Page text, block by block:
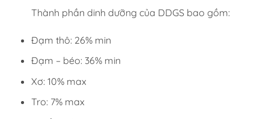
Thành phần dinh dưỡng của DDGS bao gồm:
Đạm thô: 26% min
Đạm – béo: 36% min
Xơ: 10% max
Tro: 7% max